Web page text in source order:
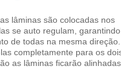
lâminas são colocadas nos
se auto regulam,
de todas na mesma direção.
completamente para os
as lâminas ficarão